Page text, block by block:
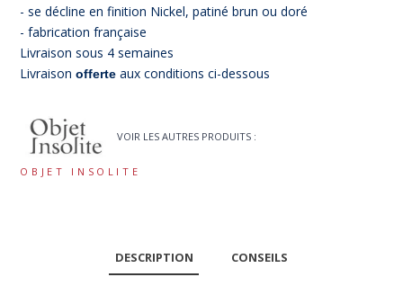
- se décline en finition Nickel, patiné brun ou doré
- fabrication française
Livraison sous 4 semaines
Livraisonofferte aux conditions ci-dessous
VOIR LES AUTRES PRODUITS :
OBJET INSOLITE
DESCRIPTION CONSEILS